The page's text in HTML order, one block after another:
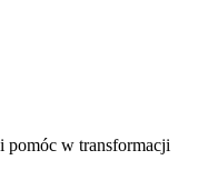
pomóc w transformacji